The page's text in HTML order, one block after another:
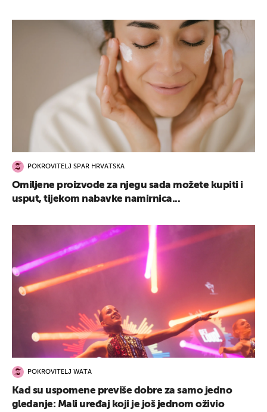
POKROVITELJ SPAR HRVATSKA
Omiljene proizvode za njegu sada možete kupiti i
usput, tijekom nabavke namirnica...
POKROVITELJ WATA
Kad su uspomene previše dobre za samo jedno
gledanje: Mali uređaj koji je još jednom oživio